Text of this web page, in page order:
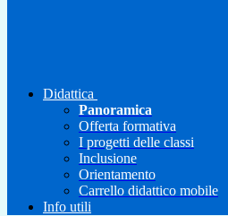
Didattica
Panoramica
Offerta formativa
I progetti delle classi
Inclusione
Orientamento
Carrello didattico mobile
Info utili